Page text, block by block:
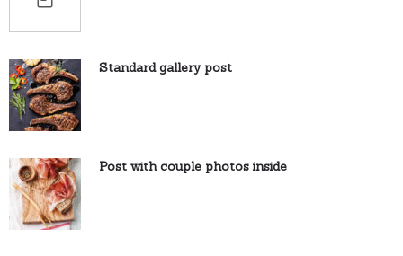
Standard gallery post
Post with couple photos inside